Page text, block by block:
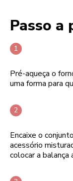
Passo a
Pré-aqueça o
uma forma para
Encaixe o
acessório
colocar a balança